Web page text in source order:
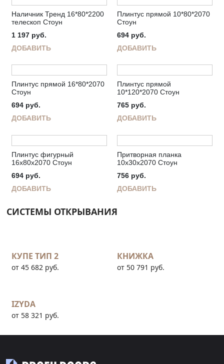
Наличник Тренд 16*80*2200
телескоп Стоун
1 197 руб.
ДОБАВИТЬ
Плинтус прямой 10*80*2070
Стоун
694 руб.
ДОБАВИТЬ
Плинтус прямой 16*80*2070
Стоун
694 руб.
ДОБАВИТЬ
Плинтус прямой
10*120*2070 Стоун
765 руб.
ДОБАВИТЬ
Плинтус фигурный
16х80х2070 Стоун
694 руб.
ДОБАВИТЬ
Притворная планка
10х30х2070 Стоун
756 руб.
ДОБАВИТЬ
СИСТЕМЫ ОТКРЫВАНИЯ
КУПЕ ТИП 2
от 45 682 руб.
КНИЖКА
от 50 791 руб.
IZYDA
от 58 321 руб.